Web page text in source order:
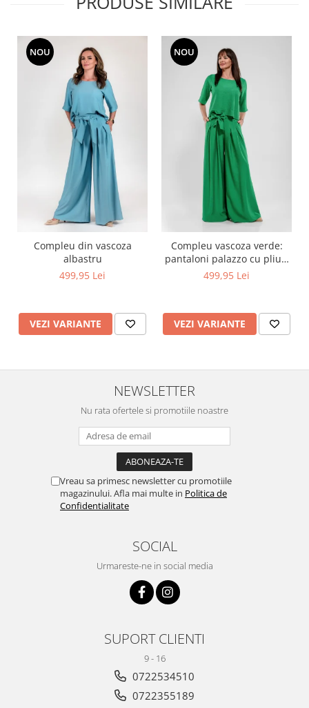
NOU
Compleu din vascoza
albastru
499,95 Lei
VEZI VARIANTE
NOU
Compleu vascoza verde:
pantaloni palazzo cu pliuri
si bluza asimetrica cu
499,95 Lei
VEZI VARIANTE
NEWSLETTER
Nu rata ofertele si promotiile noastre
Vreau sa primesc newsletter cu promotiile
magazinului. Afla mai multe in Politica de
Confidentialitate
SOCIAL
Urmareste-ne in social media
SUPORT CLIENTI
9 - 16
0722534510
0722355189